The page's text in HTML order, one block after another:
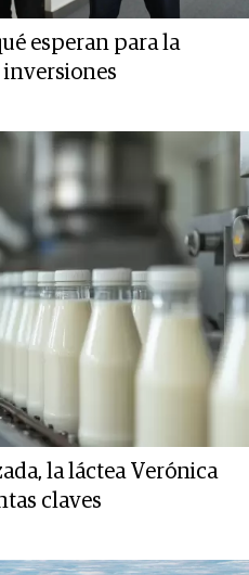
esperan para la
inversiones
la láctea Verónica
claves